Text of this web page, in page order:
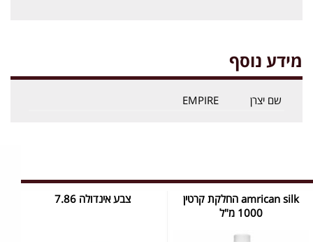
מידע נוסף
שם יצרן EMPIRE
amrican silk החלקת קרטין
1000 מ"ל
צבע אינדולה 7.86